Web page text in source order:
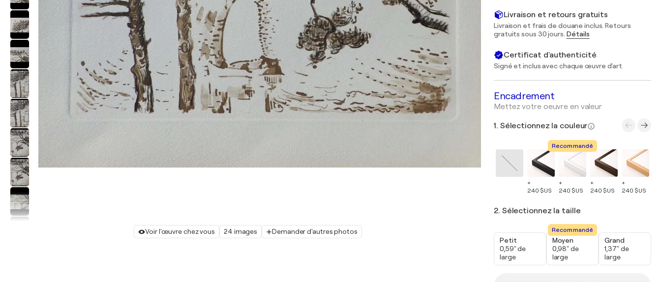
Voir l'œuvre chez vous 24 images Demander d'autres photos
Livraison et retours gratuits
Livraison et frais de douane inclus. Retours
gratuits sous 30 jours. Détails
Certificat d'authenticité
Signé et inclus avec chaque œuvre d'art
Encadrement
Mettez votre oeuvre en valeur
1. Sélectionnez la couleur
+
240 $US
Recommandé
+
240 $US
+
240 $US
+
240 $US
2. Sélectionnez la taille
Petit
0,59" de
large
Recommandé
Moyen
0,98" de
large
Grand
1,37" de
large